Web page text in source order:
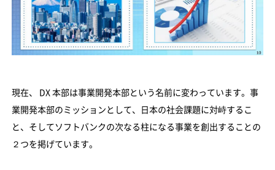
現在、 DX 本部は事業開発本部という名前に変わっています。事
業開発本部のミッションとして、日本の社会課題に対峙するこ
と、そしてソフトバンクの次なる柱になる事業を創出することの
２つを掲げています。